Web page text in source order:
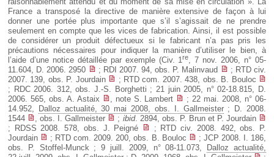
France a transposé la directive de manière extensive de façon à lui
donner une portée plus importante que s’il s’agissait de ne prendre
seulement en compte que les vices de fabrication. Ainsi, il est possible
de considérer un produit défectueux si le fabricant n’a pas pris les
précautions nécessaires pour indiquer la manière d’utiliser le bien, à
l’aide d’une notice détaillée par exemple (Civ. 1re
, 7 nov. 2006, n° 05-
11.604, D. 2006. 2950
; RDI 2007. 94, obs. P. Malinvaud
; RTD civ.
2007. 139, obs. P. Jourdain
; RTD com. 2007. 438, obs. B. Bouloc
; RDC 2006. 312, obs. J.-S. Borghetti ; 21 juin 2005, n° 02-18.815, D.
2006. 565, obs. A. Astaix
, note S. Lambert
; 22 mai. 2008, n° 06-
14.952,
Dalloz actualité, 30 mai 2008, obs. I. Gallmeister; D. 2008.
1544
, obs. I. Gallmeister ; ibid. 2894, obs. P. Brun et P. Jourdain
; RDSS 2008. 578, obs. J. Peigné
; RTD civ. 2008. 492, obs. P.
Jourdain
; RTD com. 2009. 200, obs. B. Bouloc
; JCP 2008. I. 186,
obs. P. Stoffel-Munck ; 9 juill. 2009, n° 08-11.073,
Dalloz actualité,